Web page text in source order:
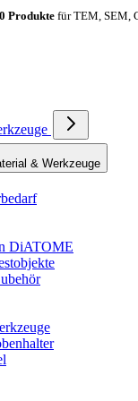
Produktefür TEM, SEM,
& Werkzeuge
DiATOME